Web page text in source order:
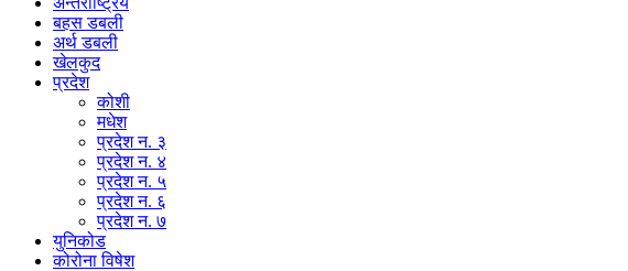
बहस डबली
अर्थ डबली
खेलकुद
प्रदेश
कोशी
मधेश
प्रदेश न. ३
प्रदेश न. ४
प्रदेश न. ५
प्रदेश न. ६
प्रदेश न. ७
युनिकोड
कोरोना विषेश